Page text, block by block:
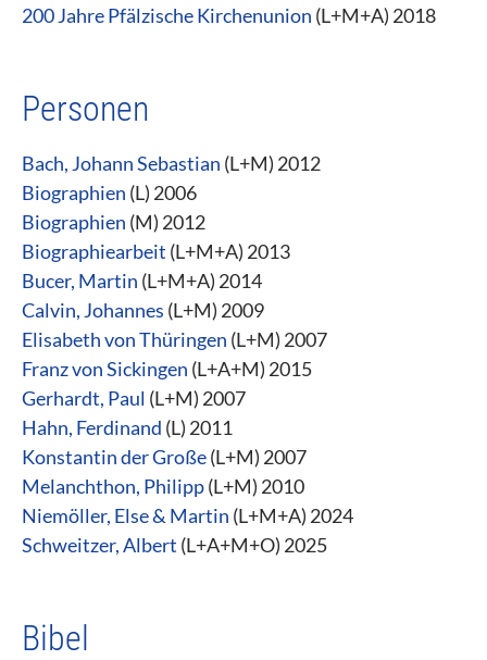
200 Jahre Pfälzische Kirchenunion (L+M+A) 2018
Personen
Bach, Johann Sebastian (L+M) 2012
Biographien (L) 2006
Biographien (M) 2012
Biographiearbeit (L+M+A) 2013
Bucer, Martin (L+M+A) 2014
Calvin, Johannes (L+M) 2009
Elisabeth von Thüringen (L+M) 2007
Franz von Sickingen (L+A+M) 2015
Gerhardt, Paul (L+M) 2007
Hahn, Ferdinand (L) 2011
Konstantin der Große(L+M) 2007
Melanchthon, Philipp(L+M) 2010
Niemöller, Else & Martin (L+M+A) 2024
Schweitzer, Albert (L+A+M+O) 2025
Bibel